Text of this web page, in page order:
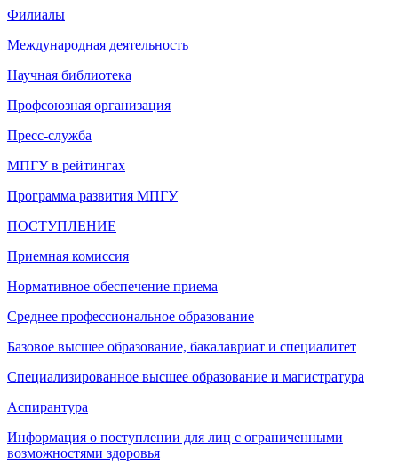
Филиалы
Международная деятельность
Научная библиотека
Профсоюзная организация
Пресс-служба
МПГУ в рейтингах
Программа развития МПГУ
ПОСТУПЛЕНИЕ
Приемная комиссия
Нормативное обеспечение приема
Среднее профессиональное образование
Базовое высшее образование, бакалавриат и специалитет
Специализированное высшее образование и магистратура
Аспирантура
Информация о поступлении для лиц с ограниченными
возможностями здоровья